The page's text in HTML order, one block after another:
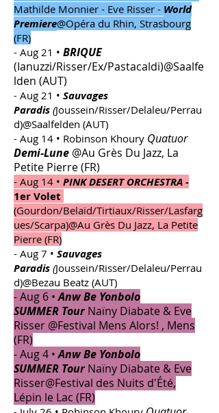
Mathilde Monnier - Eve Risser - World
Premiere@Opéra du Rhin, Strasbourg
(FR)
- Aug 21 • BRIQUE
(Ianuzzi/Risser/Ex/Pastacaldi)@Saalfe
lden (AUT)
- Aug 21 • Sauvages
Paradis (Joussein/Risser/Delaleu/Perrau
d)@Saalfelden (AUT)
- Aug 14 • Robinson Khoury Quatuor
Demi-Lune @Au Grès Du Jazz, La
Petite Pierre (FR)
- Aug 14 • PINK DESERT ORCHESTRA-
1er Volet
(Gourdon/Belaïd/Tirtiaux/Risser/Lasfarg
ues/Scarpa)@Au Grès Du Jazz, La Petite
Pierre (FR)
- Aug 7 • Sauvages
Paradis (Joussein/Risser/Delaleu/Perrau
d)@Bezau Beatz (AUT)
- Aug 6 •Anw Be Yonbolo
SUMMER TourNaïny Diabate & Eve
Risser @Festival Mens Alors! , Mens
(FR)
- Aug 4 •Anw Be Yonbolo
SUMMER TourNaïny Diabate & Eve
Risser@Festival des Nuits d'Été,
Lépin le Lac (FR)